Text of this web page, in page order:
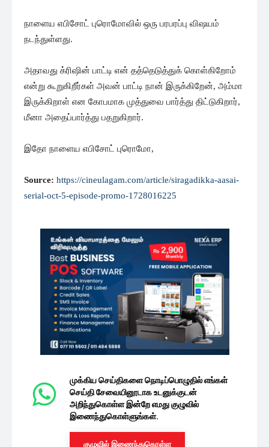
நாளைய எபிசோட் புரொமோவில் ஒரு பரபரப்பு விஷயம்
நடந்துள்ளது.
அதாவது க்ரிஷின் பாட்டி என் தத்தெடுத்துக் கொள்கிறோம்
என்று கூறுகிறீர்கள் அவன் பாட்டி நான் இருக்கிறேன், அம்மா
இருக்கிறாள் என கோபமாக முத்துவை பார்த்து திட்டுகிறார்,
மீனா அதைப்பார்த்து பதறுகிறார்.
இதோ நாளைய எபிசோட் புரொமோ,
Source: https://cineulagam.com/article/siragadikka-aasai-
serial-oct-5-episode-promo-1728016225
முக்கிய செய்திகளை நொடிப்பொழுதில் எங்கள்
செய்தி சேவையினூடாக உடனுக்குடன்
அறிந்துகொள்ள இன்றே எமது குழுவில்
இணைந்துகொள்ளுங்கள்.
குழுவில் இணைந்துகொள்ள